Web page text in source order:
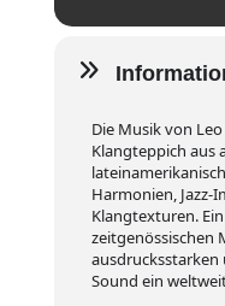
Die Musik von
Klangteppich aus
Harmonien, Jazz-
Klangtexturen.
zeitgenössischen
Sound ein